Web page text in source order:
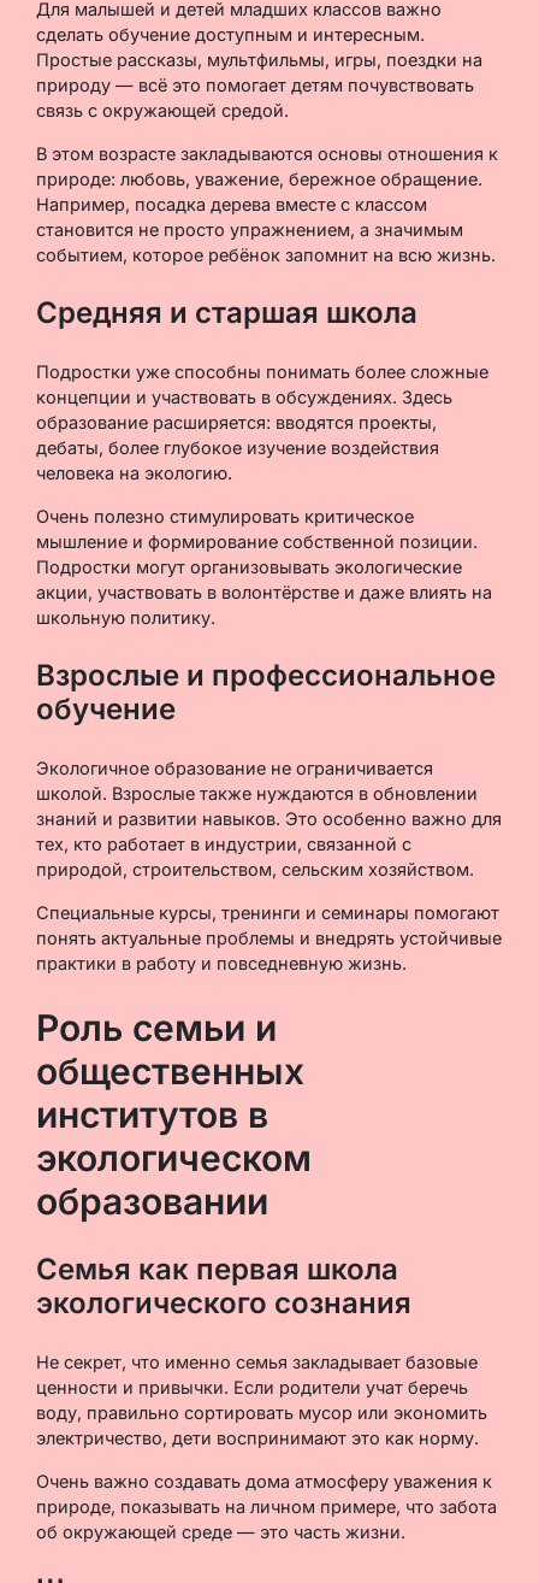
Для малышей и детей младших классов важно
сделать обучение доступным и интересным.
Простые рассказы, мультфильмы, игры, поездки на
природу — всё это помогает детям почувствовать
связь с окружающей средой.
В этом возрасте закладываются основы отношения к
природе: любовь, уважение, бережное обращение.
Например, посадка дерева вместе с классом
становится не просто упражнением, а значимым
событием, которое ребёнок запомнит на всю жизнь.
Средняя и старшая школа
Подростки уже способны понимать более сложные
концепции и участвовать в обсуждениях. Здесь
образование расширяется: вводятся проекты,
дебаты, более глубокое изучение воздействия
человека на экологию.
Очень полезно стимулировать критическое
мышление и формирование собственной позиции.
Подростки могут организовывать экологические
акции, участвовать в волонтёрстве и даже влиять на
школьную политику.
Взрослые и профессиональное
обучение
Экологичное образование не ограничивается
школой. Взрослые также нуждаются в обновлении
знаний и развитии навыков. Это особенно важно для
тех, кто работает в индустрии, связанной с
природой, строительством, сельским хозяйством.
Специальные курсы, тренинги и семинары помогают
понять актуальные проблемы и внедрять устойчивые
практики в работу и повседневную жизнь.
Роль семьи и
общественных
институтов в
экологическом
образовании
Семья как первая школа
экологического сознания
Не секрет, что именно семья закладывает базовые
ценности и привычки. Если родители учат беречь
воду, правильно сортировать мусор или экономить
электричество, дети воспринимают это как норму.
Очень важно создавать дома атмосферу уважения к
природе, показывать на личном примере, что забота
об окружающей среде — это часть жизни.